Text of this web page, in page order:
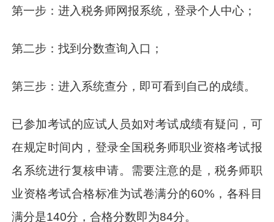
第一步：进入税务师网报系统，登录个人中心；
第二步：找到分数查询入口；
第三步：进入系统查分，即可看到自己的成绩。
已参加考试的应试人员如对考试成绩有疑问，可
在规定时间内，登录全国税务师职业资格考试报
名系统进行复核申请。需要注意的是，税务师职
业资格考试合格标准为试卷满分的60%，各科目
满分是140分，合格分数即为84分。